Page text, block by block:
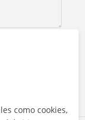
como cookies,